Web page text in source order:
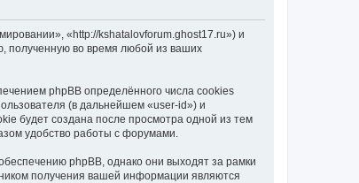
«http://kshatalovforum.ghost17.ru») и
полученную во время любой из ваших
phpBB определённого числа cookies
(в дальнейшем «user-id») и
будет создана после просмотра одной из тем
удобство работы с форумами.
phpBB, однако они выходят за рамки
получения вашей информации являются